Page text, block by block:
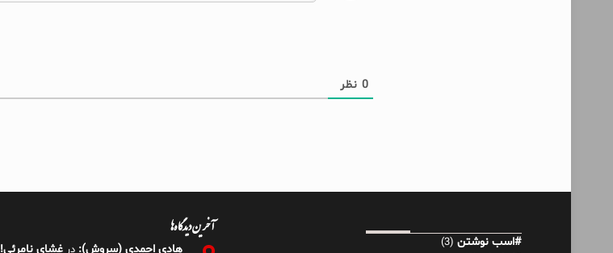
0نظر
#اسب نوشتن (3)
آخرین دیدگاه‌ها
هادی احمدی (سروش): درغشای نامرئی!